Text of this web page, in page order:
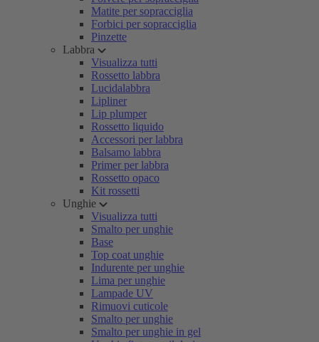
Matite per sopracciglia
Forbici per sopracciglia
Pinzette
Labbra
Visualizza tutti
Rossetto labbra
Lucidalabbra
Lipliner
Lip plumper
Rossetto liquido
Accessori per labbra
Balsamo labbra
Primer per labbra
Rossetto opaco
Kit rossetti
Unghie
Visualizza tutti
Smalto per unghie
Base
Top coat unghie
Indurente per unghie
Lima per unghie
Lampade UV
Rimuovi cuticole
Smalto per unghie
Smalto per unghie in gel